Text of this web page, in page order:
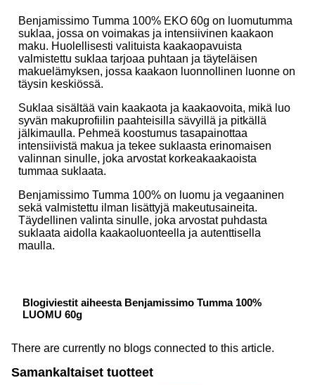
Benjamissimo Tumma 100% EKO 60g on luomutumma
suklaa, jossa on voimakas ja intensiivinen kaakaon
maku. Huolellisesti valituista kaakaopavuista
valmistettu suklaa tarjoaa puhtaan ja täyteläisen
makuelämyksen, jossa kaakaon luonnollinen luonne on
täysin keskiössä.
Suklaa sisältää vain kaakaota ja kaakaovoita, mikä luo
syvän makuprofiilin paahteisilla sävyillä ja pitkällä
jälkimaulla. Pehmeä koostumus tasapainottaa
intensiivistä makua ja tekee suklaasta erinomaisen
valinnan sinulle, joka arvostat korkeakaakaoista
tummaa suklaata.
Benjamissimo Tumma 100% on luomu ja vegaaninen
sekä valmistettu ilman lisättyjä makeutusaineita.
Täydellinen valinta sinulle, joka arvostat puhdasta
suklaata aidolla kaakaoluonteella ja autenttisella
maulla.
Blogiviestit aiheesta Benjamissimo Tumma 100%
LUOMU 60g
There are currently no blogs connected to this article.
Samankaltaiset tuotteet